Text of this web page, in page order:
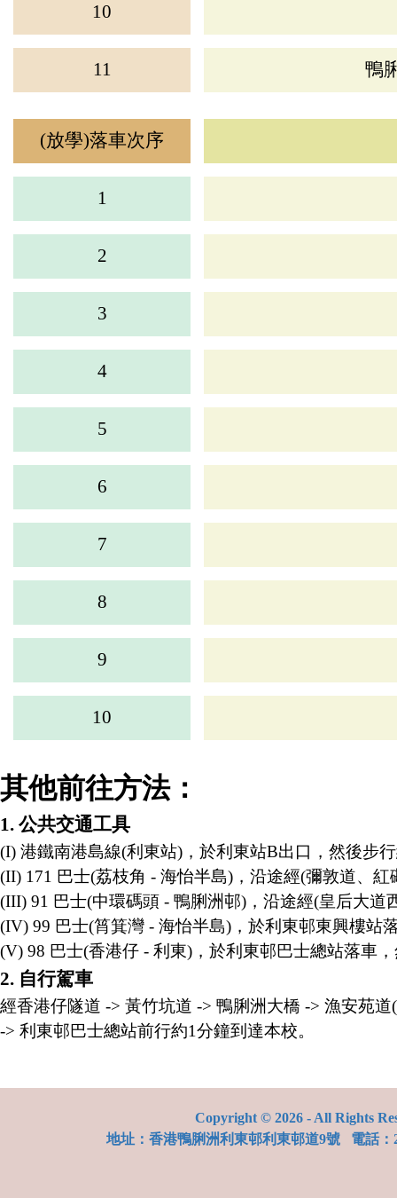
10
11 鴨
(放學)落車次序
1
2
3
4
5
6
7
8
9
10
其他前往方法：
1. 公共交通工具
(I) 港鐵南港島線(利東站)，於利東站B出口，然後步
(II) 171 巴士(荔枝角 - 海怡半島)，沿途經(彌敦道、
(III) 91 巴士(中環碼頭 - 鴨脷洲邨)，沿途經(皇后大
(IV) 99 巴士(筲箕灣 - 海怡半島)，於利東邨東興樓站
(V) 98 巴士(香港仔 - 利東)，於利東邨巴士總站落車
2. 自行駕車
經香港仔隧道 -> 黃竹坑道 -> 鴨脷洲大橋 -> 漁安苑
-> 利東邨巴士總站前行約1分鐘到達本校。
Copyright © 2026 - All Rights
地址： 香港鴨脷洲利東邨利東邨道9號 電話：